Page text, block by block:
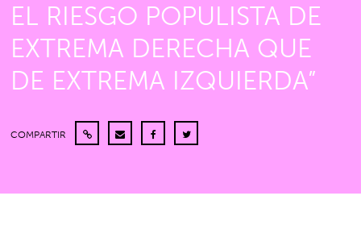
EL RIESGO POPULISTA DE
EXTREMA DERECHA QUE
DE EXTREMA IZQUIERDA”
COMPARTIR